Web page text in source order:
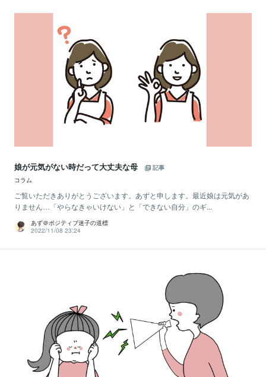
娘が元気がない時だって大丈夫な母
記事
コラム
ご覧いただきありがとうございます。あずと申します。最近娘は元気があ
りません…「やらなきゃいけない」と「できない自分」のギ...
あず＠ポジティブ迷子の道標
2022/11/08 23:24